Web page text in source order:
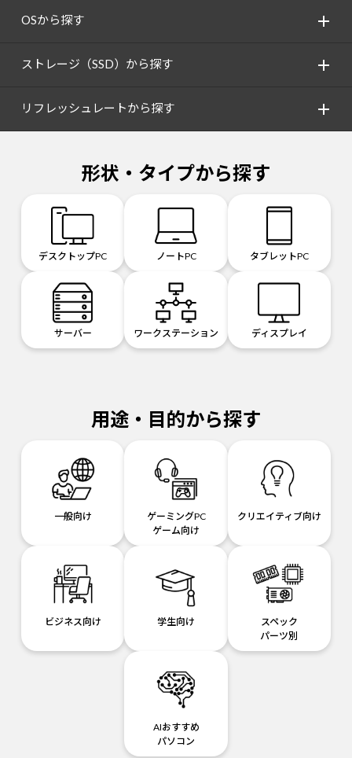
OSから探す
ストレージ（SSD）から探す
リフレッシュレートから探す
形状・タイプから探す
デスクトップPC ノートPC タブレットPC
サーバー ワークステーション ディスプレイ
用途・目的から探す
一般向け
ゲーミングPC
ゲーム向け
クリエイティブ向け
ビジネス向け 学生向け
スペック
パーツ別
AIおすすめ
パソコン